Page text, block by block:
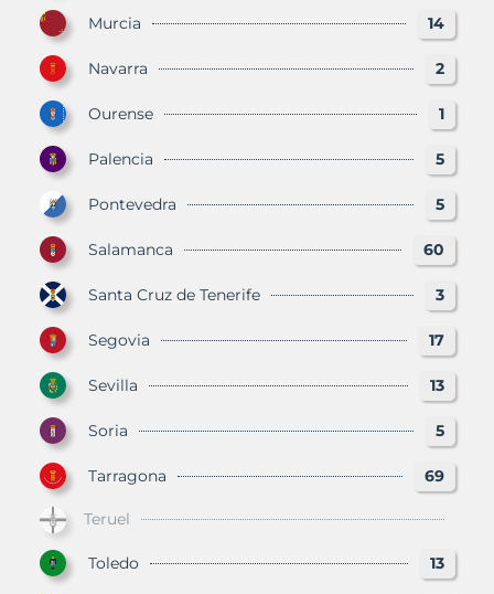
Murcia 14
Navarra 2
Ourense 1
Palencia 5
Pontevedra 5
Salamanca 60
Santa Cruz de Tenerife 3
Segovia 17
Sevilla 13
Soria 5
Tarragona 69
Teruel
Toledo 13